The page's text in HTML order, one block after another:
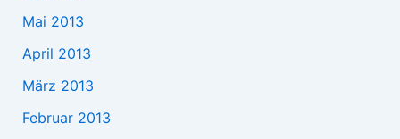
Mai 2013
April 2013
März 2013
Februar 2013